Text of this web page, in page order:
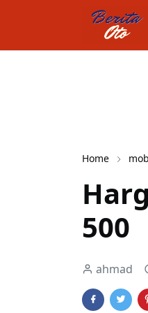
Home
500
ahmad